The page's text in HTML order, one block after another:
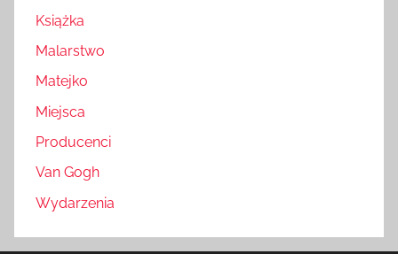
Książka
Malarstwo
Matejko
Miejsca
Producenci
Van Gogh
Wydarzenia